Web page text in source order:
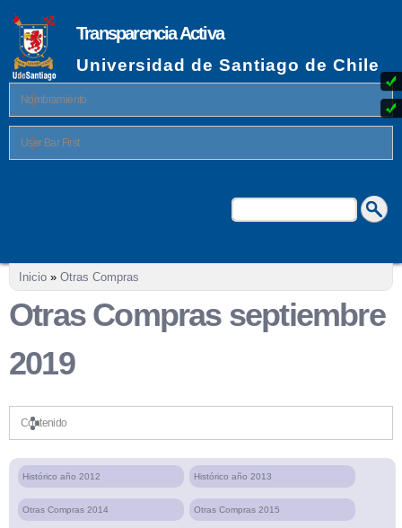
contenido
principal
Transparencia Activa
Universidad de Santiago de Chile
Nombramiento
User Bar First
Formulario de búsqueda
Buscar
Se encuentra usted aquí
Inicio » Otras Compras
Otras Compras septiembre
2019
Contenido
Histórico año 2012 Histórico año 2013
Otras Compras 2014 Otras Compras 2015